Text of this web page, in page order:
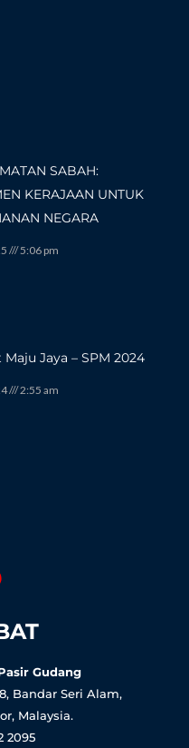
SABAH:
KERAJAAN UNTUK
NEGARA
5:06 pm
Jaya – SPM 2024
2:55 am
Gudang
Bandar Seri Alam,
Malaysia.
2095